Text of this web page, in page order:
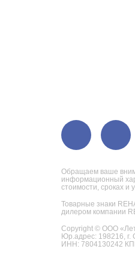
Обращаем ваше
информационный
стоимости, сроках и
Товарные знаки
дилером компании
Copyright © ООО
Юр.адрес: 198216, г.
ИНН: 7804130242